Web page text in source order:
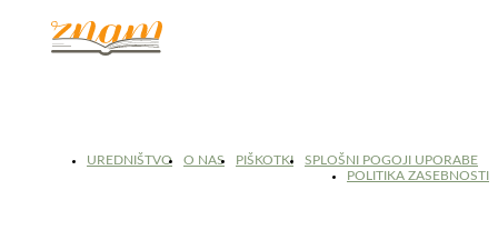
UREDNIŠTVO O NAS PIŠKOTKI
SPLOŠNI POGOJI UPORABE
POLITIKA ZASEBNOSTI